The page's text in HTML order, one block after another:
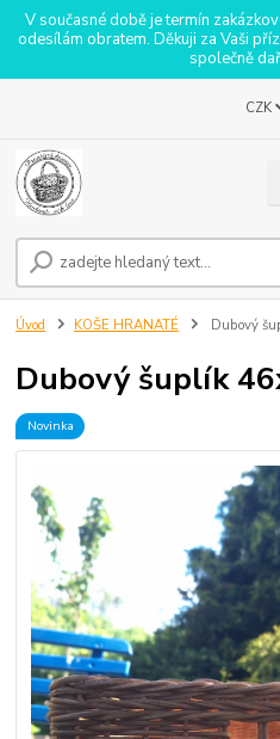
V současné době je termín
odesílám obratem. Děkuji za Vaši
společně
CZK
Úvod KOŠE HRANATÉ Dubový
Dubový šuplík
Novinka